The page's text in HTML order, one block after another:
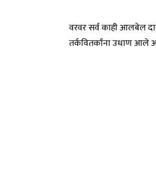
वरवर सर्व काही आलबेल
तर्कवितर्कांना उधाण आले